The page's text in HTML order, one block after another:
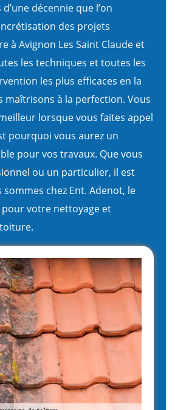
décennie que l’on
des projets
à Avignon Les Saint Claude et
les techniques et toutes les
les plus efficaces en la
maîtrisons à la perfection. Vous
lorsque vous faites appel
pourquoi vous aurez un
pour vos travaux. Que vous
ou un particulier, il est
chez Ent. Adenot, le
votre nettoyage et